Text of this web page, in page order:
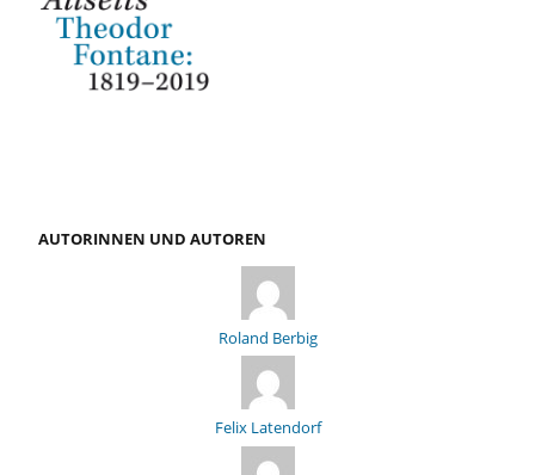
AUTORINNEN UND AUTOREN
Roland Berbig
Felix Latendorf